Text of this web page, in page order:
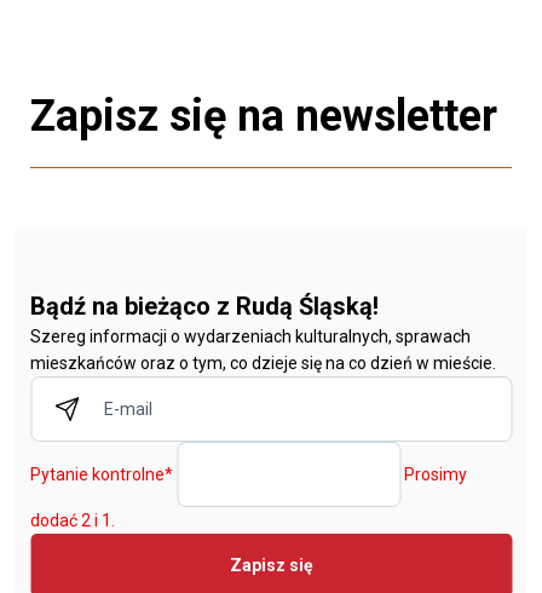
Zapisz się na newsletter
Bądź na bieżąco z Rudą Śląską!
Szereg informacji o wydarzeniach kulturalnych, sprawach
mieszkańców oraz o tym, co dzieje się na co dzień w mieście.
Pytanie kontrolne* Prosimy
dodać 2 i 1.
Zapisz się